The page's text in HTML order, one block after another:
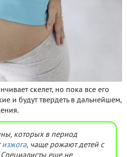
скелет, но пока все его
и будут твердеть в дальнейшем,
которых в период
изжога, чаще рожают детей с
еще не